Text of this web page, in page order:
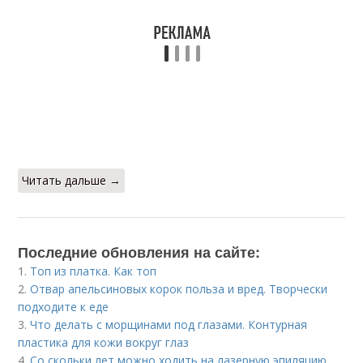
Читать дальше →
Последние обновления на сайте:
1. Топ из платка. Как топ
2.Отвар апельсиновых корок польза и вред. Творчески
подходите к еде
3.Что делать с морщинами под глазами. Контурная
пластика для кожи вокруг глаз